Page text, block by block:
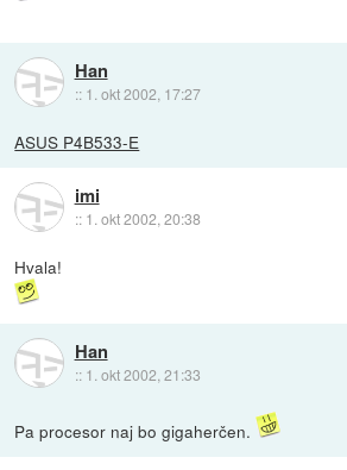
Han
:: 1. okt 2002, 17:27
ASUS P4B533-E
imi
:: 1. okt 2002, 20:38
Hvala!
Han
:: 1. okt 2002, 21:33
Pa procesor naj bo gigaherčen.